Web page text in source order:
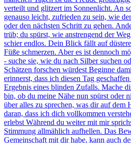
verteilt und glitzert im Sonnenlicht. An
genauso leicht, zufrieden zu sein, wie
oder den nächsten Schritt zu gehen.
trüb; du spürst, wie anstrengend der
schier endlos. Dein Blick fällt auf
Füße schmerzen. Aber es ist dennoch
- suche sie, wie du nach Silber suchen
Schätzen forschen würdest Beginne
erinnerst, dass ich diesen Tag
Ergebnis eines blinden Zufalls. Mache
bin, ob du meine Nähe nun spürst oder
über alles zu sprechen, was dir auf dem
daran, dass ich dich vollkommen
erlebst Während du weiter mit mir
Stimmung allmählich aufhellen. Das
Gemeinschaft mit dir habe, kann auch